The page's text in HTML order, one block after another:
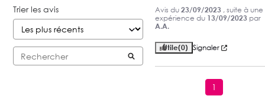
Trier les avis Avis du 23/09/2023 , suite à une
expérience du 13/09/2023 par
A.A.
Utile(0) Signaler
1